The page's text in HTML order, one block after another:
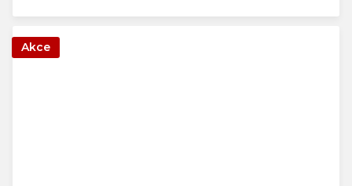
Akce